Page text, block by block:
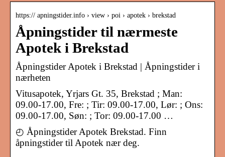
https:// apningstider.info › view › poi › apotek › brekstad
Åpningstider til nærmeste
Apotek i Brekstad
Åpningstider Apotek i Brekstad | Åpningstider i
nærheten
Vitusapotek, Yrjars Gt. 35, Brekstad ; Man:
09.00-17.00, Fre: ; Tir: 09.00-17.00, Lør: ; Ons:
09.00-17.00, Søn: ; Tor: 09.00-17.00 …
◴ Åpningstider Apotek Brekstad. Finn
åpningstider til Apotek nær deg.